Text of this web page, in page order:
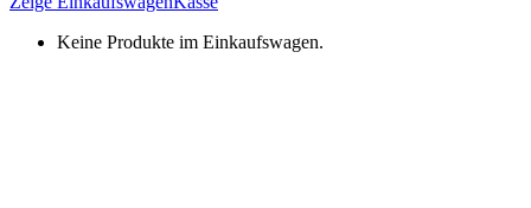
Keine Produkte im Einkaufswagen.